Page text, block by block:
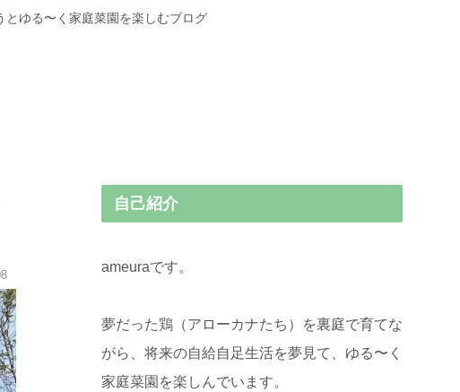
ゆる〜く家庭菜園を楽しむブログ
自己紹介
ameuraです。
夢だった鶏（アローカナたち）を裏庭で育てな
がら、将来の自給自足生活を夢見て、ゆる〜く
家庭菜園を楽しんでいます。